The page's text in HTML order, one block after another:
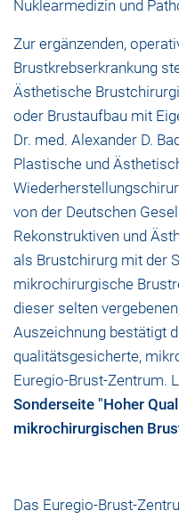
Nuklearmedizin und
Zur ergänzenden,
Brustkrebserkrankung
Ästhetische
oder Brustaufbau mit
Dr. med. Alexander D.
Plastische und
von der Deutschen
Rekonstruktiven und
als Brustchirurg mit der
mikrochirurgische
dieser selten
Auszeichnung bestätigt
qualitätsgesicherte,
Euregio-Brust-Zentrum.
Sonderseite "Hoher
mikrochirurgischen
Das Euregio-Brust-